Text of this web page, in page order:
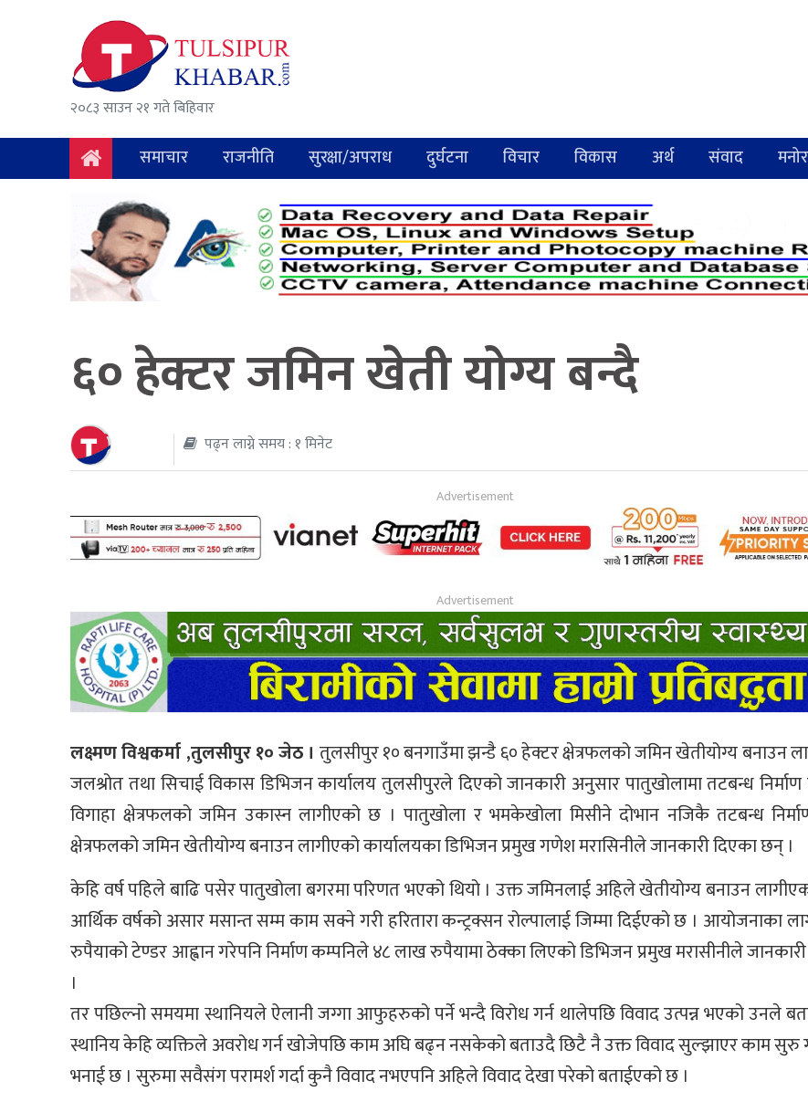
२०८३ साउन २१ गते बिहिवार
समाचार राजनीति सुरक्षा/अपराध दुर्घटना विचार विकास अर्थ संवाद
राजनीति
६० हेक्टर जमिन खेती योग्य बन्दै
पढ्न लाग्ने समय : १ मिनेट
लक्ष्मण विश्वकर्मा ,तुलसीपुर १० जेठ । तुलसीपुर १० बनगाउँमा झन्डै ६० हेक्टर क्षेत्रफलको जमिन खेतीयोग्य बनाउन
जलश्रोत तथा सिचाई विकास डिभिजन कार्यालय तुलसीपुरले दिएको जानकारी अनुसार पातुखोलामा तटबन्ध निर्माण
विगाहा क्षेत्रफलको जमिन उकास्न लागीएको छ । पातुखोला र भमकेखोला मिसीने दोभान नजिकै तटबन्ध
क्षेत्रफलको जमिन खेतीयोग्य बनाउन लागीएको कार्यालयका डिभिजन प्रमुख गणेश मरासिनीले जानकारी दिएका छन् ।
केहि वर्ष पहिले बाढि पसेर पातुखोला बगरमा परिणत भएको थियो । उक्त जमिनलाई अहिले खेतीयोग्य बनाउन
आर्थिक वर्षको असार मसान्त सम्म काम सक्ने गरी हरितारा कन्ट्रक्सन रोल्पालाई जिम्मा दिईएको छ । आयोजनाका
रुपैयाको टेण्डर आह्वान गरेपनि निर्माण कम्पनिले ४८ लाख रुपैयामा ठेक्का लिएको डिभिजन प्रमुख मरासीनीले
।
तर पछिल्नो समयमा स्थानियले ऐलानी जग्गा आफुहरुको पर्ने भन्दै विरोध गर्न थालेपछि विवाद उत्पन्न भएको उनले
स्थानिय केहि व्यक्तिले अवरोध गर्न खोजेपछि काम अघि बढ्न नसकेको बताउदै छिटै नै उक्त विवाद सुल्झाएर काम सुरु
भनाई छ । सुरुमा सवैसंग परामर्श गर्दा कुनै विवाद नभएपनि अहिले विवाद देखा परेको बताईएको छ ।